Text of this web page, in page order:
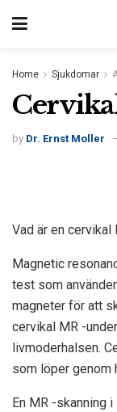
Home Sjukdomar
by Dr. Ernst Moller
Vad är en cervikal
Magnetic
test som
magneter för att
cervikal MR -
livmoderhalsen.
som löper genom
En MR -skanning